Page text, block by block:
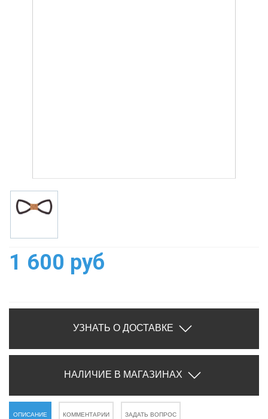
1 600 руб
УЗНАТЬ О ДОСТАВКЕ
НАЛИЧИЕ В МАГАЗИНАХ
ОПИСАНИЕ КОММЕНТАРИИ ЗАДАТЬ ВОПРОС